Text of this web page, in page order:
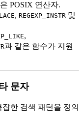
POSIX 연산자.
, REGEXP_INSTR 및
,
과 같은 함수가 지원
문자
한 검색 패턴을 정의